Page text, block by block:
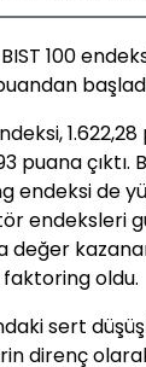
100
puana çıktı.
endeksi de
endeksleri
oldu.
sert
direnç